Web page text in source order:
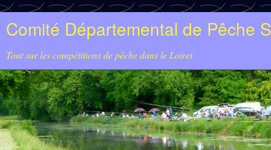
Comité Départemental de Pêche
Tout sur les compétitions de pêche dans le Loiret